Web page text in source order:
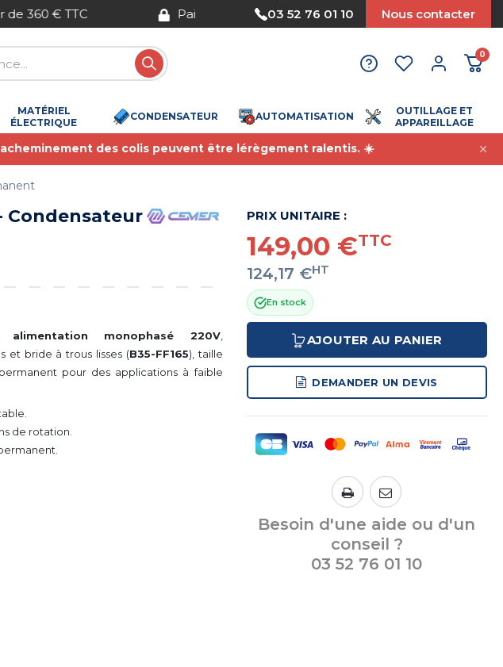
Nous acceptons le paiement par
03 52 76 01 10 Nous contacter
0
MATÉRIEL
ÉLECTRIQUE
CONDENSATEUR AUTOMATISATION
OUTILLAGE ET
APPAREILLAGE
des colis peuvent être lérègement ralentis. ☀️
Condensateur
alimentation monophasé 220V,
et bride à trous lisses (B35-FF165), taille
pour des applications à faible
de rotation.
PRIX UNITAIRE :
149,00 €TTC
124,17 €HT
En stock
AJOUTER AU PANIER
DEMANDER UN DEVIS
Besoin d'une aide ou d'un
conseil ?
03 52 76 01 10